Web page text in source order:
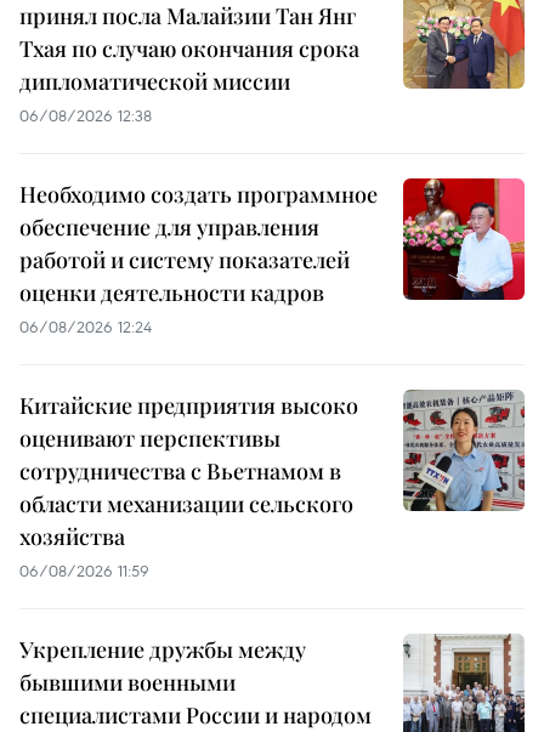
принял посла Малайзии Тан Янг
Тхая по случаю окончания срока
дипломатической миссии
06/08/2026 12:38
Необходимо создать программное
обеспечение для управления
работой и систему показателей
оценки деятельности кадров
06/08/2026 12:24
Китайские предприятия высоко
оценивают перспективы
сотрудничества с Вьетнамом в
области механизации сельского
хозяйства
06/08/2026 11:59
Укрепление дружбы между
бывшими военными
специалистами России и народом